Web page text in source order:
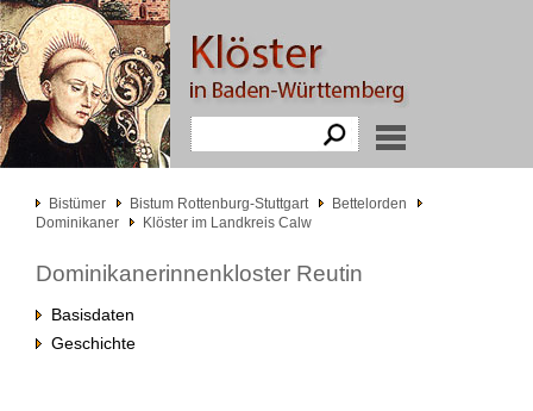
Bistümer Bistum Rottenburg-Stuttgart
Bettelorden
Dominikaner
Klöster im Landkreis Calw
Dominikanerinnenkloster Reutin
Basisdaten
Geschichte